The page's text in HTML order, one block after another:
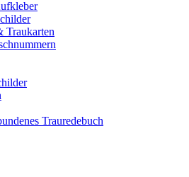
Traukarten
Trauredebuch